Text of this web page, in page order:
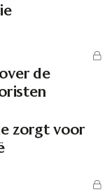
de
zorgt voor